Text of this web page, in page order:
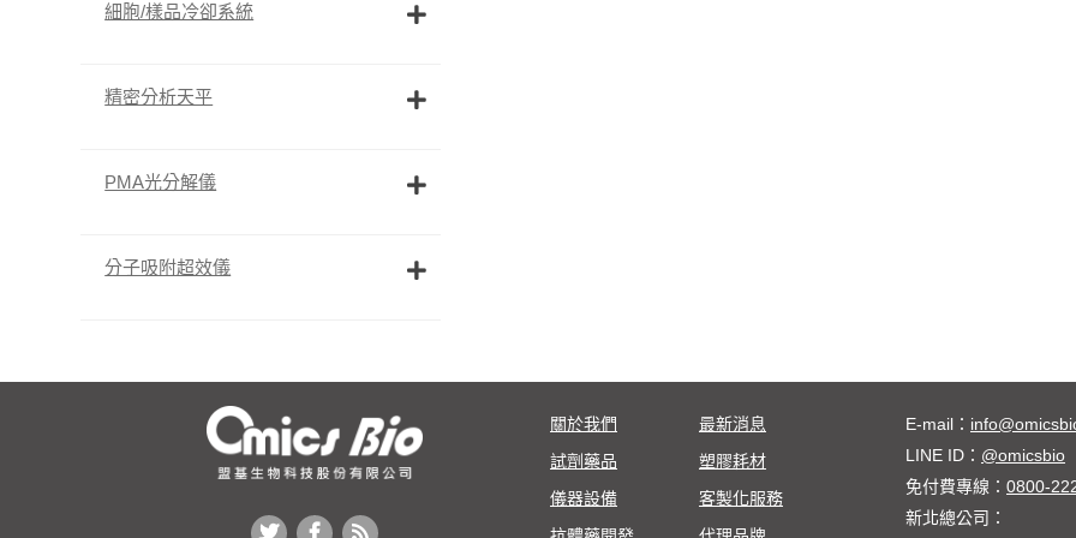
細胞/樣品冷卻系統
精密分析天平
PMA光分解儀
分子吸附超效儀
關於我們
最新消息
試劑藥品
塑膠耗材
儀器設備
客製化服務
E-mail：
LINE ID： @omicsbio
免付費專線： 0800-
新北總公司：